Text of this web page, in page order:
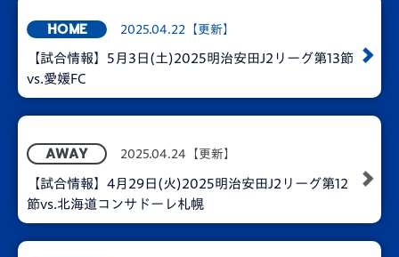
2025.04.22【更新】
HOME
【試合情報】5月3日(土)2025明治安田J2リーグ第13節
vs.愛媛FC
2025.04.24【更新】
AWAY
【試合情報】4月29日(火)2025明治安田J2リーグ第12
節vs.北海道コンサドーレ札幌